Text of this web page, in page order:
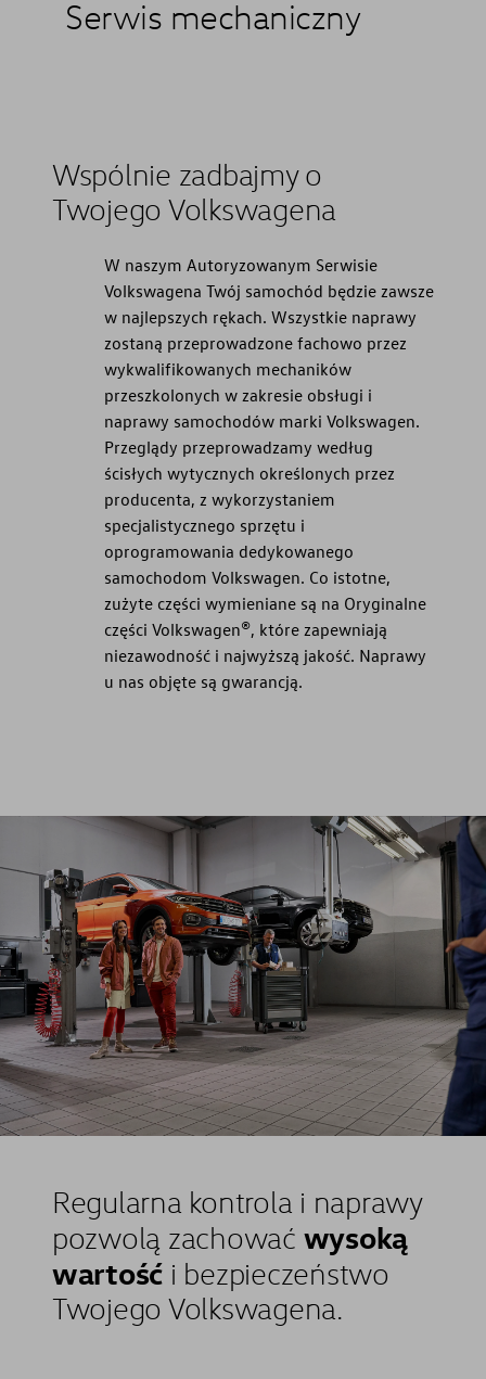
Serwis mechaniczny
Wspólnie zadbajmy o
Twojego Volkswagena
W naszym Autoryzowanym Serwisie
Volkswagena Twój samochód będzie zawsze
w najlepszych rękach. Wszystkie naprawy
zostaną przeprowadzone fachowo przez
wykwalifikowanych mechaników
przeszkolonych w zakresie obsługi i
naprawy samochodów marki Volkswagen.
Przeglądy przeprowadzamy według
ścisłych wytycznych określonych przez
producenta, z wykorzystaniem
specjalistycznego sprzętu i
oprogramowania dedykowanego
samochodom Volkswagen. Co istotne,
zużyte części wymieniane są na Oryginalne
części Volkswagen®, które zapewniają
niezawodność i najwyższą jakość. Naprawy
u nas objęte są gwarancją.
Regularna kontrola i naprawy
pozwolą zachować wysoką
wartość i bezpieczeństwo
Twojego Volkswagena.